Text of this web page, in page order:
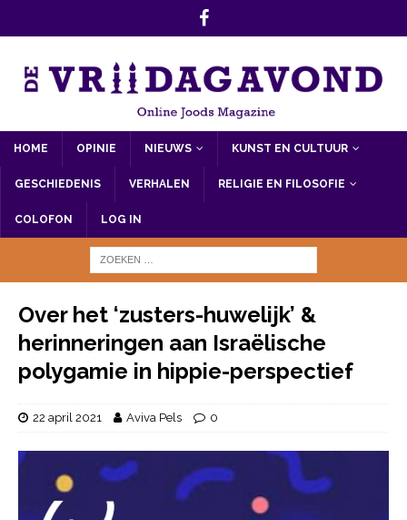
HOME OPINIE NIEUWS KUNST EN CULTUUR
GESCHIEDENIS VERHALEN RELIGIE EN FILOSOFIE
COLOFON LOG IN
Over het ‘zusters-huwelijk’ &
herinneringen aan Israëlische
polygamie in hippie-perspectief
22 april 2021 Aviva Pels 0